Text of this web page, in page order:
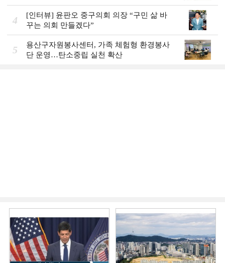
4
[인터뷰] 윤판오 중구의회 의장 “구민 삶 바
꾸는 의회 만들겠다”
5
용산구자원봉사센터, 가족 체험형 환경봉사
단 운영…탄소중립 실천 확산